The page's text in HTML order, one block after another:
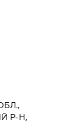
Р-Н,